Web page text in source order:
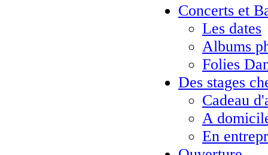
Concerts et
Les dates
Albums
Folies
Des stages
Cadeau
A
En